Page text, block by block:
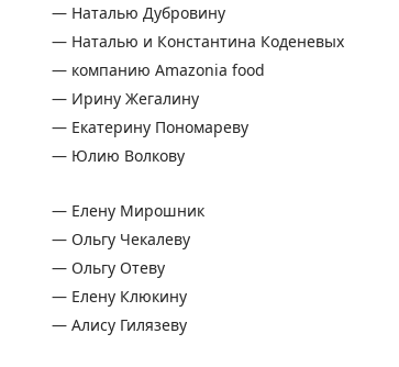
— Наталью Дубровину
— Наталью и Константина Коденевых
— компанию Amazonia food
— Ирину Жегалину
— Екатерину Пономареву
— Юлию Волкову
— Елену Мирошник
— Ольгу Чекалеву
— Ольгу Отеву
— Елену Клюкину
— Алису Гилязеву